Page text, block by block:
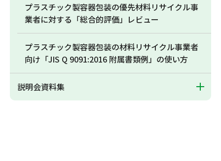
プラスチック製容器包装の優先材料リサイクル事
業者に対する「総合的評価」レビュー
プラスチック製容器包装の材料リサイクル事業者
向け「JIS Q 9091:2016 附属書類例」の使い方
説明会資料集